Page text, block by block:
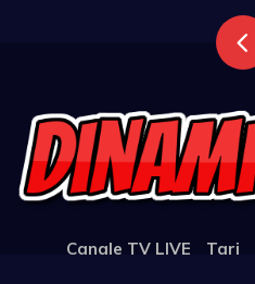
Canale TV LIVE Tari